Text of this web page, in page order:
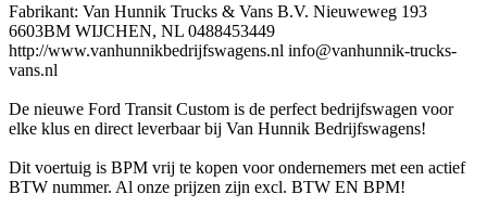
Fabrikant: Van Hunnik Trucks & Vans B.V. Nieuweweg 193
6603BM WIJCHEN, NL 0488453449
http://www.vanhunnikbedrijfswagens.nl info@vanhunnik-trucks-
vans.nl
De nieuwe Ford Transit Custom is de perfect bedrijfswagen voor
elke klus en direct leverbaar bij Van Hunnik Bedrijfswagens!
Dit voertuig is BPM vrij te kopen voor ondernemers met een actief
BTW nummer. Al onze prijzen zijn excl. BTW EN BPM!